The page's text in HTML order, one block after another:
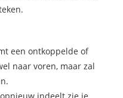
een ontkoppelde of
naar voren, maar zal